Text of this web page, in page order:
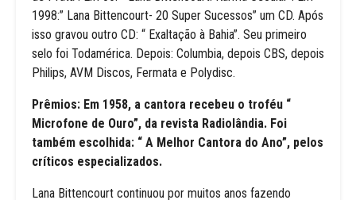
1998:” Lana Bittencourt- 20 Super Sucessos” um CD. Após
isso gravou outro CD: “ Exaltação à Bahia”. Seu primeiro
selo foi Todamérica. Depois: Columbia, depois CBS, depois
Philips, AVM Discos, Fermata e Polydisc.
Prêmios: Em 1958, a cantora recebeu o troféu “
Microfone de Ouro”, da revista Radiolândia. Foi
também escolhida: “ A Melhor Cantora do Ano”, pelos
críticos especializados.
Lana Bittencourt continuou por muitos anos fazendo